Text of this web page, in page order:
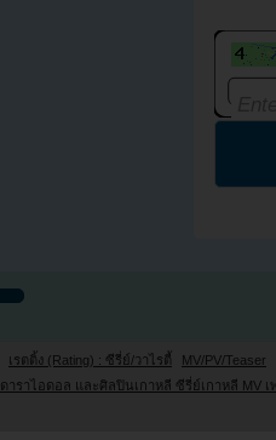
เรตติ้ง (Rating) : ซีรี่ย์/วาไรตี้
MV/PV/Teaser
ดาราไอดอล และศิลปินเกาหลี ซีรี่ย์เกาหลี MV